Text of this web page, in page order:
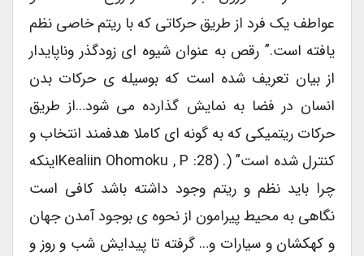
عواطف یک فرد از طریق حرکاتی که با ریتم خاصی نظم
یافته است.” رقص به عنوان شیوه ای زودگذر وناپایدار
از بیان تعریف شده است که بوسیله ی حرکات بدن
انسان در فضا به نمایش گذارده می شود…از طریق
حرکات ریتمیکی که به گونه ای کاملا هدفمند انتخاب و
کنترل شده است” (. (Kealiin Ohomoku , P :28اینکه
چرا باید نظم و ریتم وجود داشته باشد کافی است
نگاهی به محیط پیرامون از نحوه ی بوجود آمدن جهان
و کهکشان و سیارات و… گرفته تا پیدایش شب و روز و